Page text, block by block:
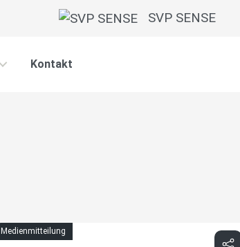
SVP SENSE
Kontakt
Medienmitteilung